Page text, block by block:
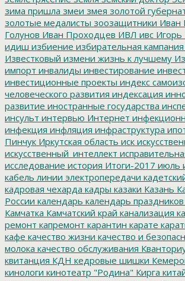
зима пришла змеи змея золотой
золотые медалисты зоозащитники Иван
Голунов Иван Проходцев ИВЛ ивс Игорь
идиш избиение избирательная кампания
Известковый измени жизнь к лучшему
импорт инвалиды инвестирование
инвестиционные проекты индекс
человеческого развития индексация
развитие иностранные государства
инсульт интервью Интернет
инфекция инфляция инфраструктура
Пинчук Иркутская область иск
искусственный_интеллект
исследование история Итоги-2017 июль
кабель линии электропередачи
кадровая чехарда кадры казаки Казань
России календарь календарь праздников
Камчатка Камчатский край канализация
ремонт капремонт карантин карате
кафе качество жизни качество и
молока качество обслуживания
квитанция КДН кедровые шишки
кинологи кинотеатр "Родина" Кирга